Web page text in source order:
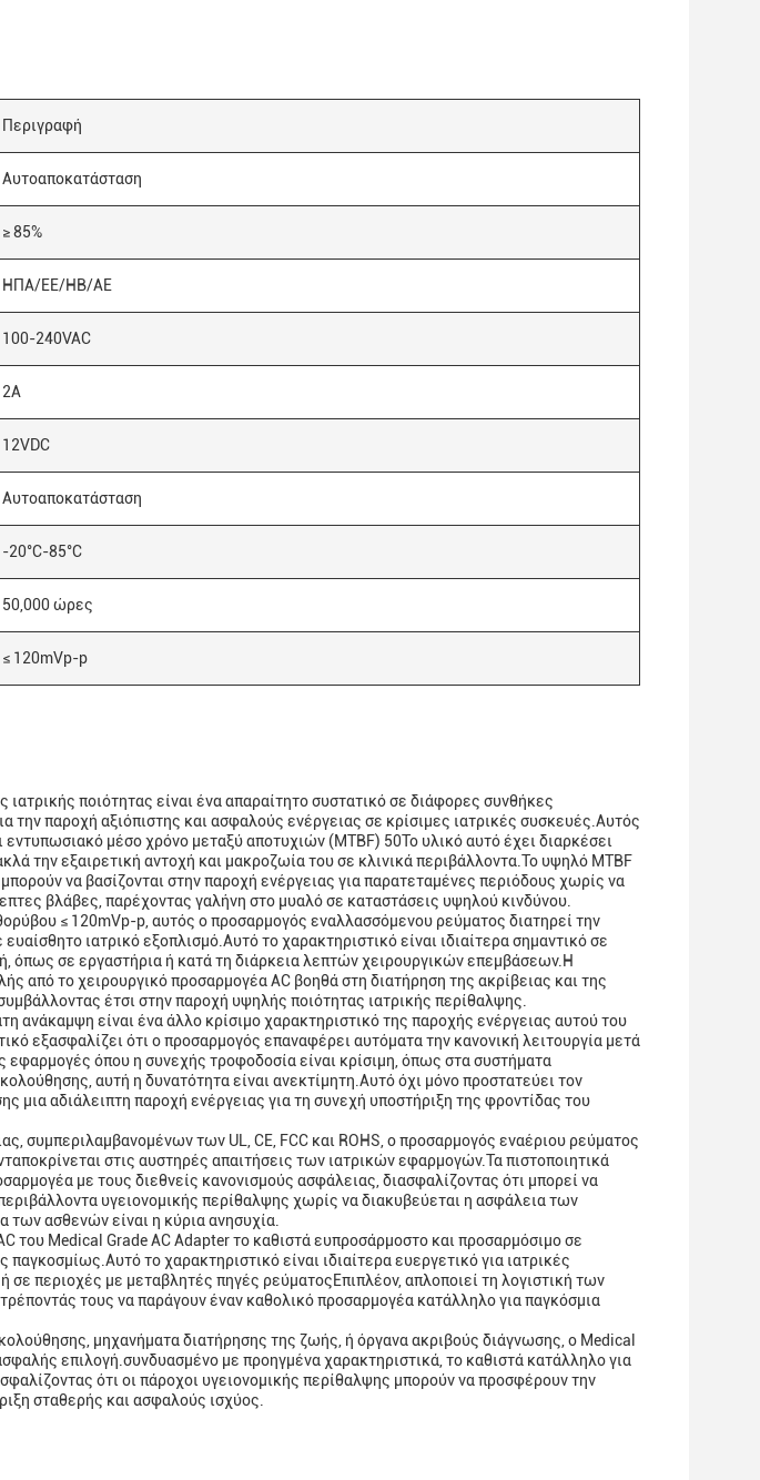
Περιγραφή
Αυτοαποκατάσταση
≥ 85%
ΗΠΑ/ΕΕ/ΗΒ/ΑΕ
100-240VAC
2Α
12VDC
Αυτοαποκατάσταση
-20°C-85°C
50,000 ώρες
≤ 120mVp-p
ποιότητας είναι ένα απαραίτητο συστατικό σε διάφορες συνθήκες
την παροχή αξιόπιστης και ασφαλούς ενέργειας σε κρίσιμες ιατρικές συσκευές.Αυτός
μέσο χρόνο μεταξύ αποτυχιών (MTBF) 50Το υλικό αυτό έχει διαρκέσει
την εξαιρετική αντοχή και μακροζωία του σε κλινικά περιβάλλοντα.Το υψηλό MTBF
να βασίζονται στην παροχή ενέργειας για παρατεταμένες περιόδους χωρίς να
βλάβες, παρέχοντας γαλήνη στο μυαλό σε καταστάσεις υψηλού κινδύνου.
≤ 120mVp-p, αυτός ο προσαρμογός εναλλασσόμενου ρεύματος διατηρεί την
ιατρικό εξοπλισμό.Αυτό το χαρακτηριστικό είναι ιδιαίτερα σημαντικό σε
όπως σε εργαστήρια ή κατά τη διάρκεια λεπτών χειρουργικών επεμβάσεων.Η
από το χειρουργικό προσαρμογέα AC βοηθά στη διατήρηση της ακρίβειας και της
έτσι στην παροχή υψηλής ποιότητας ιατρικής περίθαλψης.
ανάκαμψη είναι ένα άλλο κρίσιμο χαρακτηριστικό της παροχής ενέργειας αυτού του
εξασφαλίζει ότι ο προσαρμογός επαναφέρει αυτόματα την κανονική λειτουργία μετά
όπου η συνεχής τροφοδοσία είναι κρίσιμη, όπως στα συστήματα
αυτή η δυνατότητα είναι ανεκτίμητη.Αυτό όχι μόνο προστατεύει τον
μια αδιάλειπτη παροχή ενέργειας για τη συνεχή υποστήριξη της φροντίδας του
συμπεριλαμβανομένων των UL, CE, FCC και ROHS, ο προσαρμογός εναέριου ρεύματος
στις αυστηρές απαιτήσεις των ιατρικών εφαρμογών.Τα πιστοποιητικά
με τους διεθνείς κανονισμούς ασφάλειας, διασφαλίζοντας ότι μπορεί να
υγειονομικής περίθαλψης χωρίς να διακυβεύεται η ασφάλεια των
ασθενών είναι η κύρια ανησυχία.
του Medical Grade AC Adapter το καθιστά ευπροσάρμοστο και προσαρμόσιμο σε
το χαρακτηριστικό είναι ιδιαίτερα ευεργετικό για ιατρικές
σε περιοχές με μεταβλητές πηγές ρεύματοςΕπιπλέον, απλοποιεί τη λογιστική των
τους να παράγουν έναν καθολικό προσαρμογέα κατάλληλο για παγκόσμια
μηχανήματα διατήρησης της ζωής, ή όργανα ακριβούς διάγνωσης, ο Medical
επιλογή.συνδυασμένο με προηγμένα χαρακτηριστικά, το καθιστά κατάλληλο για
ότι οι πάροχοι υγειονομικής περίθαλψης μπορούν να προσφέρουν την
σταθερής και ασφαλούς ισχύος.